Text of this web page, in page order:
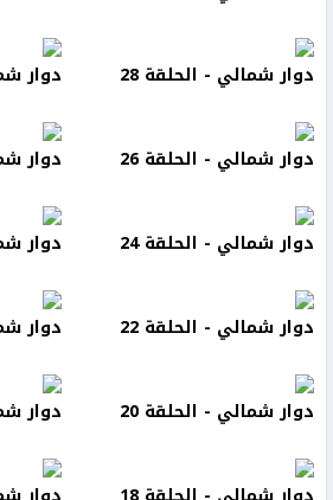
دوار شمالي - الحلقة 28 دوار
دوار شمالي - الحلقة 26 دوار
دوار شمالي - الحلقة 24 دوار
دوار شمالي - الحلقة 22 دوار
دوار شمالي - الحلقة 20 دوار